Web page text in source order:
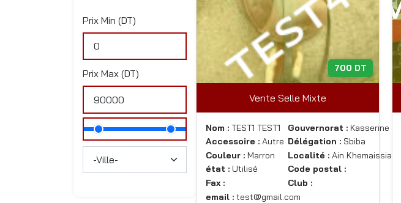
Prix Min (DT)
Prix Max (DT) 700 DT
Vente Selle Mixte
Nom : TEST1 TEST1
Accessoire : Autre
Couleur : Marron
état : Utilisé
Fax :
email : test@gmail.com
Gouvernorat : Kasserine
Délégation : Sbiba
Localité : Ain Khemaissia
Code postal :
Club :